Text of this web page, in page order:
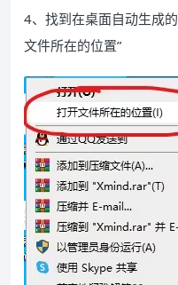
4、找到在桌面自动生成
文件所在的位置”